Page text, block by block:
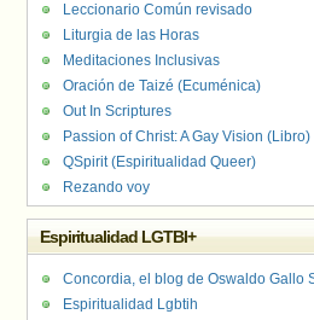
Leccionario Común revisado
Liturgia de las Horas
Meditaciones Inclusivas
Oración de Taizé (Ecuménica)
Out In Scriptures
Passion of Christ: A Gay Vision (Libro)
QSpirit (Espiritualidad Queer)
Rezando voy
Espiritualidad LGTBI+
Concordia, el blog de Oswaldo Gallo
Espiritualidad Lgbtih